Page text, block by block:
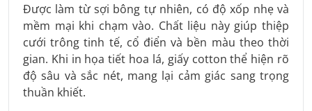
Được làm từ sợi bông tự nhiên, có độ xốp nhẹ và
mềm mại khi chạm vào. Chất liệu này giúp thiệp
cưới trông tinh tế, cổ điển và bền màu theo thời
gian. Khi in họa tiết hoa lá, giấy cotton thể hiện rõ
độ sâu và sắc nét, mang lại cảm giác sang trọng
thuần khiết.